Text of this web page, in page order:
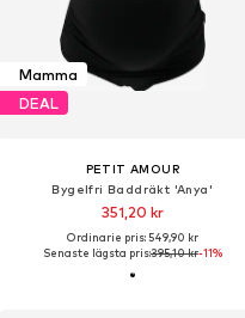
Mamma
DEAL
PETIT AMOUR
Bygelfri Baddräkt 'Anya'
351,20 kr
Ordinarie pris: 549,90 kr
Senaste lägsta pris:395,10 kr-11%